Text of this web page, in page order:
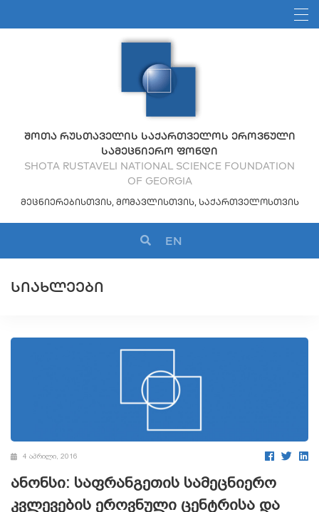
ᲨᲝᲗᲐ ᲠᲣᲡᲗᲐᲕᲔᲚᲘᲡ ᲡᲐᲥᲐᲠᲗᲕᲔᲚᲝᲡ ᲔᲠᲝᲕᲜᲣᲚᲘ
ᲡᲐᲛᲔᲪᲜᲘᲔᲠᲝ ᲤᲝᲜᲓᲘ
SHOTA RUSTAVELI NATIONAL SCIENCE FOUNDATION
OF GEORGIA
ᲛᲔᲪᲜᲘᲔᲠᲔᲑᲘᲡᲗᲕᲘᲡ, ᲛᲝᲛᲐᲕᲚᲘᲡᲗᲕᲘᲡ, ᲡᲐᲥᲐᲠᲗᲕᲔᲚᲝᲡᲗᲕᲘᲡ
EN
ᲡᲘᲐᲮᲚᲔᲔᲑᲘ
4 აპრილი, 2016
ანონსი: საფრანგეთის სამეცნიერო
კვლევების ეროვნული ცენტრისა და